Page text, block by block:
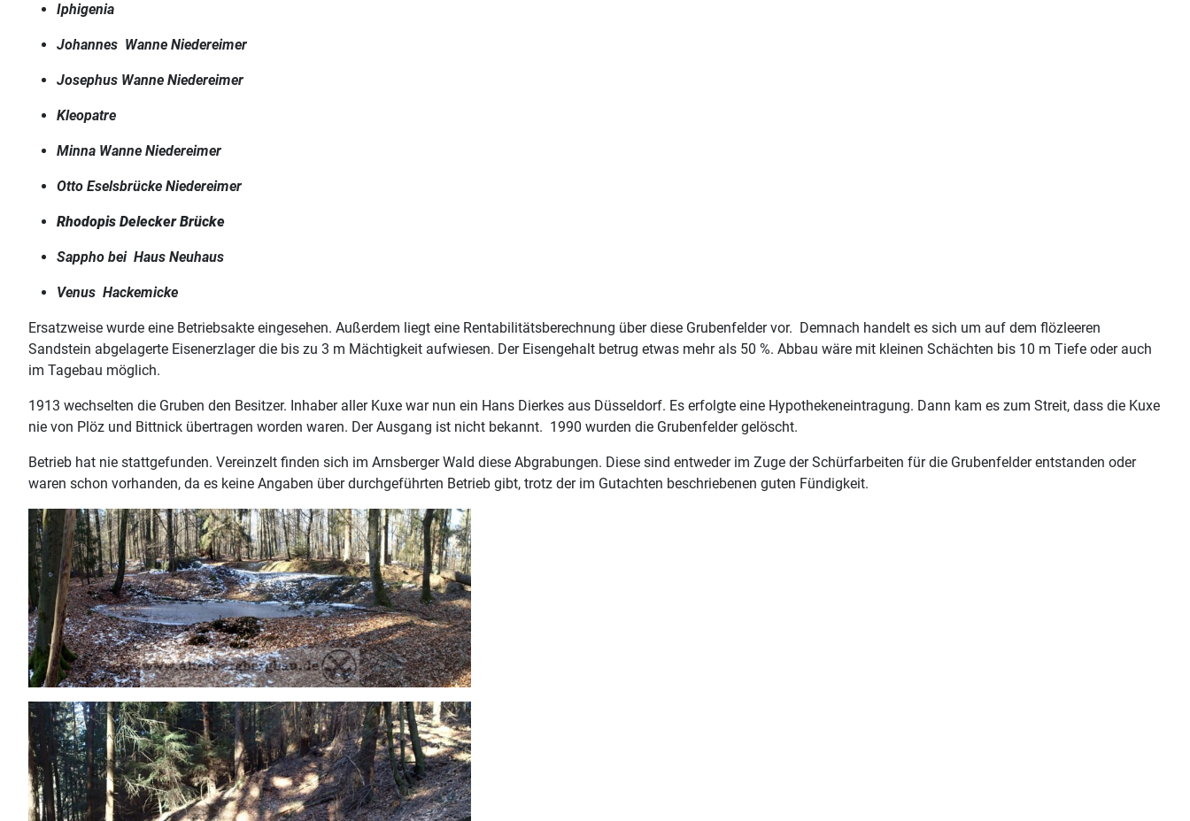
Iphigenia
Johannes Wanne Niedereimer
Josephus Wanne Niedereimer
Kleopatre
Minna Wanne Niedereimer
Otto Eselsbrücke Niedereimer
Rhodopis Delecker Brücke
Sappho bei Haus Neuhaus
Venus Hackemicke
Ersatzweise wurde eine Betriebsakte eingesehen. Außerdem liegt eine Rentabilitätsberechnung über diese Grubenfelder vor. Demnach handelt es sich um auf dem flözleeren
Sandstein abgelagerte Eisenerzlager die bis zu 3 m Mächtigkeit aufwiesen. Der Eisengehalt betrug etwas mehr als 50 %. Abbau wäre mit kleinen Schächten bis 10 m Tiefe oder auch
im Tagebau möglich.
1913 wechselten die Gruben den Besitzer. Inhaber aller Kuxe war nun ein Hans Dierkes aus Düsseldorf. Es erfolgte eine Hypothekeneintragung. Dann kam es zum Streit, dass die Kuxe
nie von Plöz und Bittnick übertragen worden waren. Der Ausgang ist nicht bekannt. 1990 wurden die Grubenfelder gelöscht.
Betrieb hat nie stattgefunden. Vereinzelt finden sich im Arnsberger Wald diese Abgrabungen. Diese sind entweder im Zuge der Schürfarbeiten für die Grubenfelder entstanden oder
waren schon vorhanden, da es keine Angaben über durchgeführten Betrieb gibt, trotz der im Gutachten beschriebenen guten Fündigkeit.